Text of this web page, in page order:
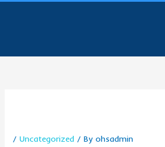
/ Uncategorized/ By ohsadmin